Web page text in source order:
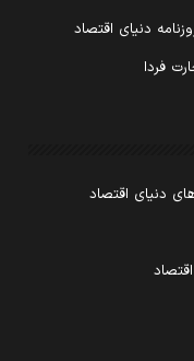
دنیای اقتصاد
فردا
دنیای اقتصاد